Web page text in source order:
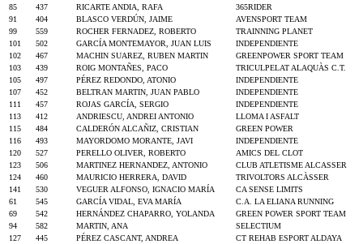
85
437 RICARTE ANDIA, RAFA
365RIDER
91
404 BLASCO VERDÚN, JAIME
AVENSPORT TEAM
99
559 ROCHER FERNADEZ, ROBERTO
TRAINNING PLANET
101
502 GARCÍA MONTEMAYOR, JUAN LUIS
INDEPENDIENTE
102
467 MACHIN SUAREZ, RUBEN MARTIN
GREENPOWER SPORT TEAM
103
439 ROIG MONTAÑES, PACO
TRICULPELAT ALAQUÀS C.T.
105
497 PÉREZ REDONDO, ATONIO
INDEPENDIENTE
107
452 BELTRAN MARTIN, JUAN PABLO
INDEPENDIENTE
111
457 ROJAS GARCÍA, SERGIO
INDEPENDIENTE
113
412 ANDRIESCU, ANDREI ANTONIO
LLOMA I ASFALT
115
484 CALDERÓN ALCAÑIZ, CRISTIAN
GREEN POWER
116
493 MAYORDOMO MORANTE, JAVI
INDEPENDIENTE
120
527 PERELLO OLIVER, ROBERTO
AMICS DEL CLOT
123
506 MARTINEZ HERNANDEZ, ANTONIO
CLUB ATLETISME ALCASSER
124
460 MAURICIO HERRERA, DAVID
TRIVOLTORS ALCÀSSER
141
530 VEGUER ALFONSO, IGNACIO MARÍA
CA SENSE LIMITS
61
545 GARCÍA VIDAL, EVA MARÍA
C.A. LA ELIANA RUNNING
69
542 HERNÁNDEZ CHAPARRO, YOLANDA
GREEN POWER SPORT TEAM
94
582 MARTIN, ANA
SELECTIUM
127
445 PÉREZ CASCANT, ANDREA
CT REHAB ESPORT ALDAYA